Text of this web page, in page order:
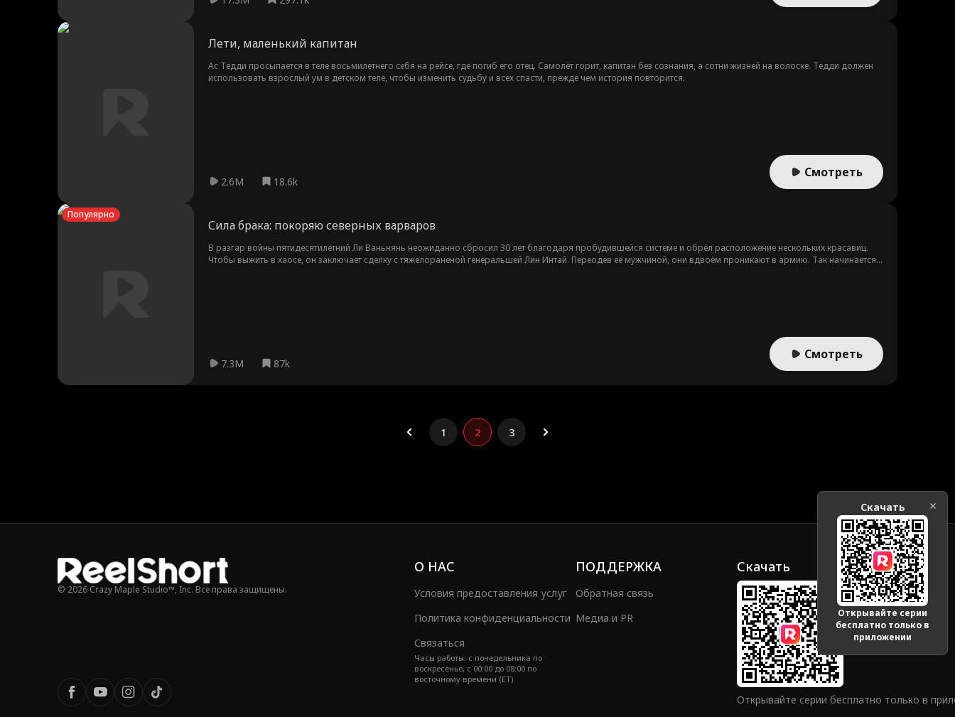
Лети, маленький капитан
Ас Тедди просыпается в теле восьмилетнего себя на рейсе, где погиб его отец. Самолёт горит, капитан без сознания, а сотни жизней на волоске. Тедди должен
использовать взрослый ум в детском теле, чтобы изменить судьбу и всех спасти, прежде чем история повторится.
2.6M 18.6k
Смотреть
Популярно
Сила брака: покоряю северных варваров
В разгар войны пятидесятилетний Ли Ваньнянь неожиданно сбросил 30 лет благодаря пробудившейся системе и обрёл расположение нескольких красавиц.
Чтобы выжить в хаосе, он заключает сделку с тяжелораненой генеральшей Лин Интай. Переодев её мужчиной, они вдвоём проникают в армию. Так начинается
7.3M 87k
Смотреть
1 2 3
© 2026 Crazy Maple Studio™, Inc. Все права защищены.
О НАС
Условия предоставления услуг
Политика конфиденциальности
Связаться
Часы работы: с понедельника по
воскресенье, с 00:00 до 08:00 по
восточному времени (ET)
ПОДДЕРЖКА
Обратная связь
Медиа и PR
Скачать
Открывайте серии бесплатно только в
Скачать
Открывайте серии
бесплатно только в
приложении